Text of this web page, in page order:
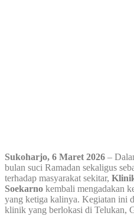
Sukoharjo, 6 Maret 2026 –
bulan suci Ramadan sekaligus
terhadap masyarakat sekitar,
Soekarno kembali mengadakan
yang ketiga kalinya. Kegiatan ini
klinik yang berlokasi di Telukan,